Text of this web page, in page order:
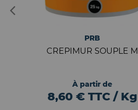
PRB
CREPIMUR SOUPLE M
À partir de
8,60 € TTC / Kg